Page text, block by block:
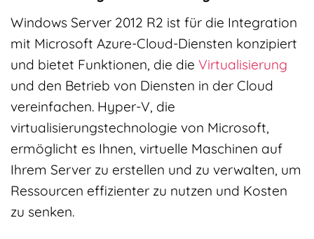
Windows Server 2012 R2 ist für die Integration
mit Microsoft Azure-Cloud-Diensten konzipiert
und bietet Funktionen, die die Virtualisierung
und den Betrieb von Diensten in der Cloud
vereinfachen. Hyper-V, die
virtualisierungstechnologie von Microsoft,
ermöglicht es Ihnen, virtuelle Maschinen auf
Ihrem Server zu erstellen und zu verwalten, um
Ressourcen effizienter zu nutzen und Kosten
zu senken.